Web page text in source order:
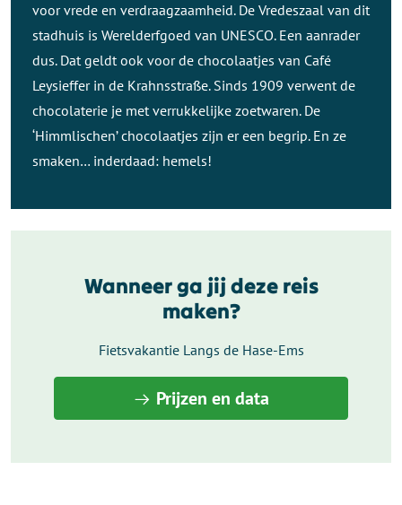
voor vrede en verdraagzaamheid. De Vredeszaal van dit
stadhuis is Werelderfgoed van UNESCO. Een aanrader
dus. Dat geldt ook voor de chocolaatjes van Café
Leysieffer in de Krahnsstraße. Sinds 1909 verwent de
chocolaterie je met verrukkelijke zoetwaren. De
‘Himmlischen’ chocolaatjes zijn er een begrip. En ze
smaken… inderdaad: hemels!
Wanneer ga jij deze reis
maken?
Fietsvakantie Langs de Hase-Ems
Prijzen en data